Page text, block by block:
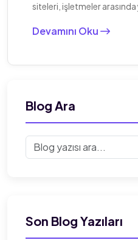
siteleri, işletmeler arasında
Devamını Oku
Blog Ara
Son Blog Yazıları